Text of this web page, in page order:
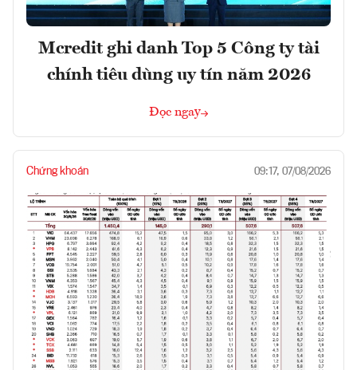
Mcredit ghi danh Top 5 Công ty tài
chính tiêu dùng uy tín năm 2026
Đọc ngay
Chứng khoán 09:17, 07/08/2026